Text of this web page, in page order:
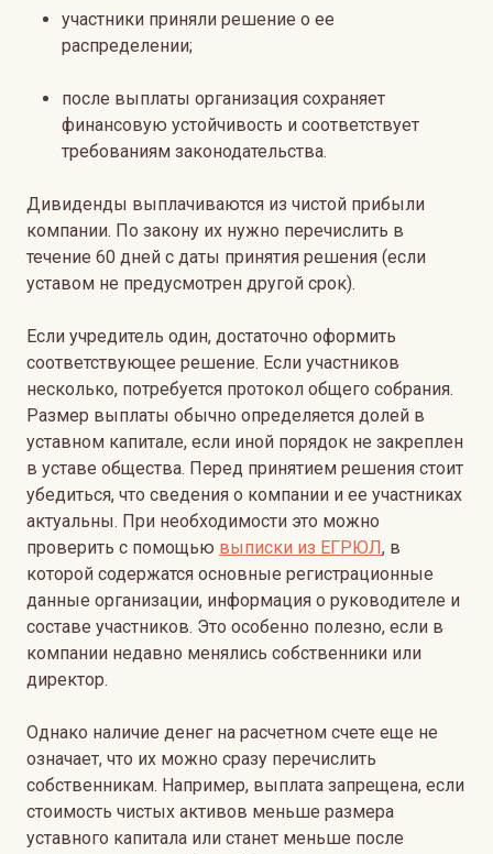
участники приняли решение о ее
распределении;
после выплаты организация сохраняет
финансовую устойчивость и соответствует
требованиям законодательства.
Дивиденды выплачиваются из чистой прибыли
компании. По закону их нужно перечислить в
течение 60 дней с даты принятия решения (если
уставом не предусмотрен другой срок).
Если учредитель один, достаточно оформить
соответствующее решение. Если участников
несколько, потребуется протокол общего собрания.
Размер выплаты обычно определяется долей в
уставном капитале, если иной порядок не закреплен
в уставе общества. Перед принятием решения стоит
убедиться, что сведения о компании и ее участниках
актуальны. При необходимости это можно
проверить с помощью выписки из ЕГРЮЛ, в
которой содержатся основные регистрационные
данные организации, информация о руководителе и
составе участников. Это особенно полезно, если в
компании недавно менялись собственники или
директор.
Однако наличие денег на расчетном счете еще не
означает, что их можно сразу перечислить
собственникам. Например, выплата запрещена, если
стоимость чистых активов меньше размера
уставного капитала или станет меньше после